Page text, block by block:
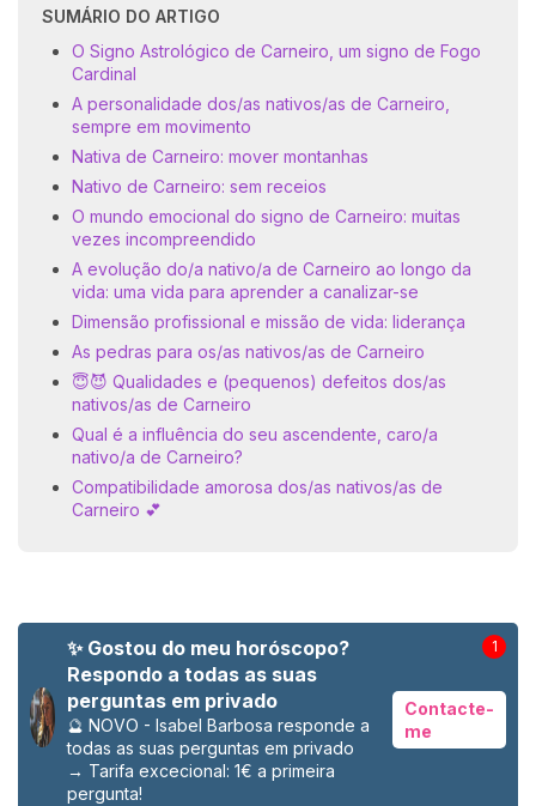
SUMÁRIO DO ARTIGO
O Signo Astrológico de Carneiro, um signo de Fogo
Cardinal
A personalidade dos/as nativos/as de Carneiro,
sempre em movimento
Nativa de Carneiro: mover montanhas
Nativo de Carneiro: sem receios
O mundo emocional do signo de Carneiro: muitas
vezes incompreendido
A evolução do/a nativo/a de Carneiro ao longo da
vida: uma vida para aprender a canalizar-se
Dimensão profissional e missão de vida: liderança
As pedras para os/as nativos/as de Carneiro
😇😈 Qualidades e (pequenos) defeitos dos/as
nativos/as de Carneiro
Qual é a influência do seu ascendente, caro/a
nativo/a de Carneiro?
Compatibilidade amorosa dos/as nativos/as de
Carneiro 💕
✨ Gostou do meu horóscopo?
Respondo a todas as suas
perguntas em privado
🔮 NOVO - Isabel Barbosa responde a
todas as suas perguntas em privado
→ Tarifa excecional: 1€ a primeira
pergunta!
Contacte-
me
1